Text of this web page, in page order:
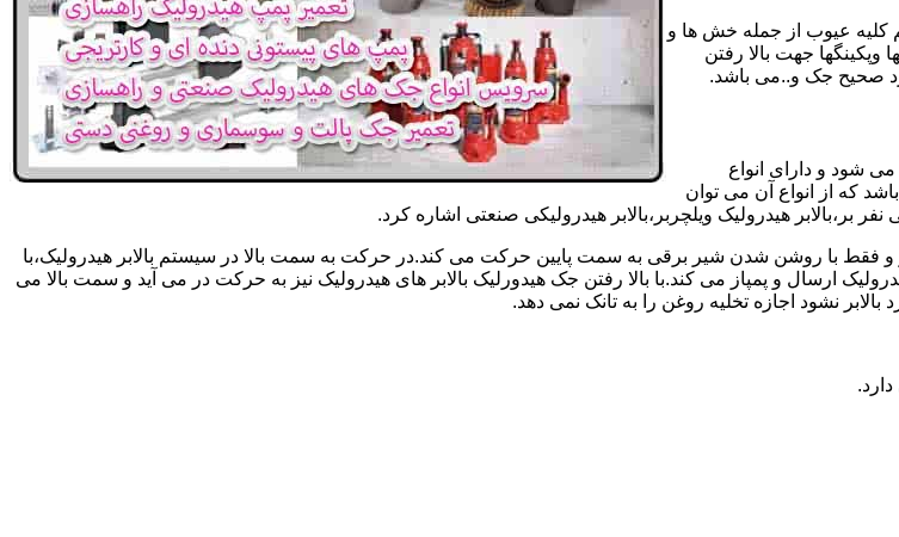
کلیه عیوب از جمله خش ها و
جهت بالا رفتن
صحیح جک و..می باشد.
می شود و دارای انواع
که از انواع آن می توان
نفر بر،بالابر هیدرولیک ویلچربر،بالابر هیدرولیکی صنعتی اشاره کرد.
و فقط با روشن شدن شیر برقی به سمت پایین حرکت می کند.در حرکت به سمت بالا در سیستم بالابر هیدرولیک،با
و پمپاز می کند.با بالا رفتن جک هیدورلیک بالابر های هیدرولیک نیز به حرکت در می آید و سمت بالا می
نشود اجازه تخلیه روغن را به تانک نمی دهد.